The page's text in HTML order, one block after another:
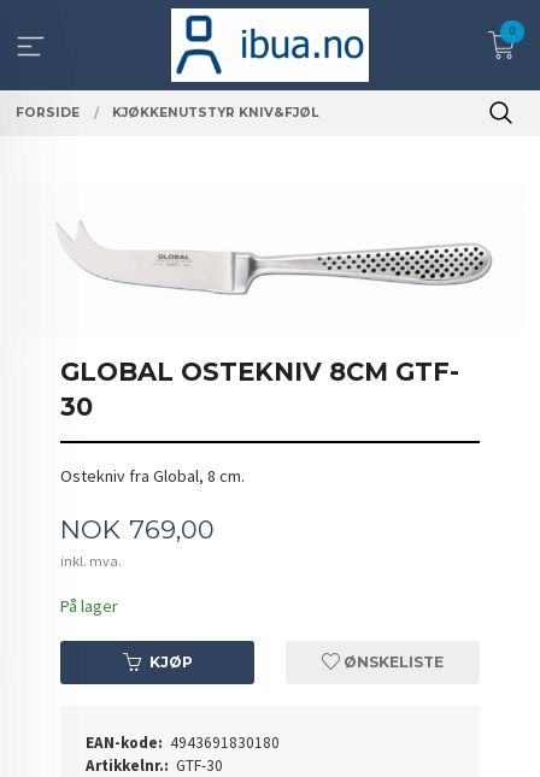
innholdet
0
FORSIDE KJØKKENUTSTYR KNIV&FJØL
GLOBAL OSTEKNIV 8CM GTF-
30
Ostekniv fra Global, 8 cm.
Pris
NOK 769,00
inkl. mva.
På lager
KJØP ØNSKELISTE
EAN-kode: 4943691830180
Artikkelnr.: GTF-30